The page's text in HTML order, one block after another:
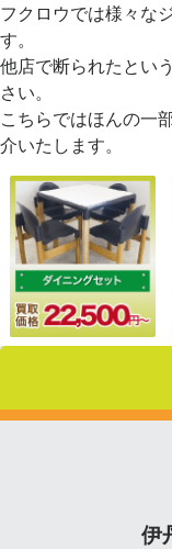
フクロウでは様々な
す。
他店で断られたとい
さい。
こちらではほんの一
介いたします。
伊